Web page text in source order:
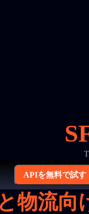
APIを無料で試す
物流向